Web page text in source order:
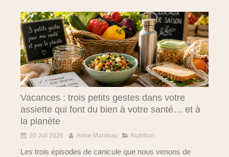
Vacances : trois petits gestes dans votre
assiette qui font du bien à votre santé… et à
la planète
20 Juil 2026 Anne Manteau Nutrition
Les trois épisodes de canicule que nous venons de